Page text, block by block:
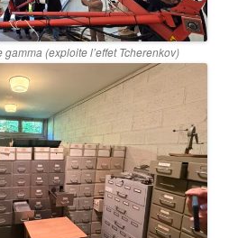
(exploite l’effet Tcherenkov)